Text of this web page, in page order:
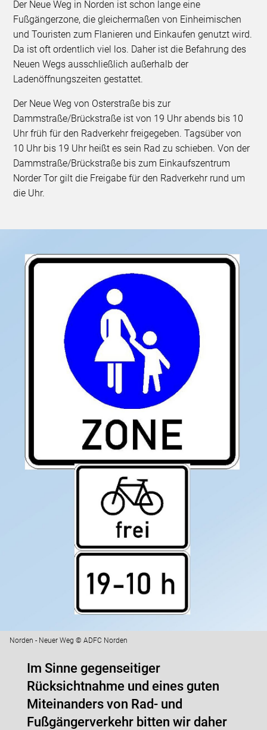
Der Neue Weg in Norden ist schon lange eine
Fußgängerzone, die gleichermaßen von Einheimischen
und Touristen zum Flanieren und Einkaufen genutzt wird.
Da ist oft ordentlich viel los. Daher ist die Befahrung des
Neuen Wegs ausschließlich außerhalb der
Ladenöffnungszeiten gestattet.
Der Neue Weg von Osterstraße bis zur
Dammstraße/Brückstraße ist von 19 Uhr abends bis 10
Uhr früh für den Radverkehr freigegeben. Tagsüber von
10 Uhr bis 19 Uhr heißt es sein Rad zu schieben. Von der
Dammstraße/Brückstraße bis zum Einkaufszentrum
Norder Tor gilt die Freigabe für den Radverkehr rund um
die Uhr.
Norden - Neuer Weg © ADFC Norden
Im Sinne gegenseitiger
Rücksichtnahme und eines guten
Miteinanders von Rad- und
Fußgängerverkehr bitten wir daher